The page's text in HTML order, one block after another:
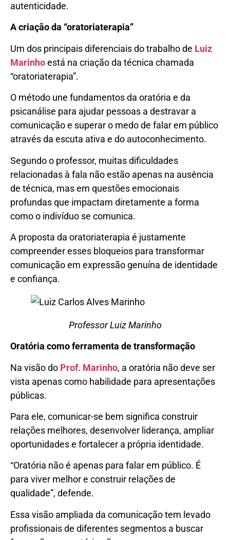
autenticidade.
A criação da “oratoriaterapia”
Um dos principais diferenciais do trabalho de Luiz
Marinhoestá na criação da técnica chamada
“oratoriaterapia”.
O método une fundamentos da oratória e da
psicanálise para ajudar pessoas a destravar a
comunicação e superar o medo de falar em público
através da escuta ativa e do autoconhecimento.
Segundo o professor, muitas dificuldades
relacionadas à fala não estão apenas na ausência
de técnica, mas em questões emocionais
profundas que impactam diretamente a forma
como o indivíduo se comunica.
A proposta da oratoriaterapia é justamente
compreender esses bloqueios para transformar
comunicação em expressão genuína de identidade
e confiança.
Professor Luiz Marinho
Oratória como ferramenta de transformação
Na visão do Prof. Marinho, a oratória não deve ser
vista apenas como habilidade para apresentações
públicas.
Para ele, comunicar-se bem significa construir
relações melhores, desenvolver liderança, ampliar
oportunidades e fortalecer a própria identidade.
“Oratória não é apenas para falar em público. É
para viver melhor e construir relações de
qualidade”, defende.
Essa visão ampliada da comunicação tem levado
profissionais de diferentes segmentos a buscar